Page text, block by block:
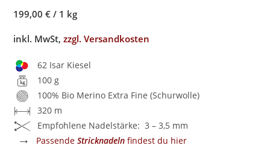
199,00 € / 1 kg
inkl. MwSt,zzgl. Versandkosten
62 Isar Kiesel
100 g
100% Bio Merino Extra Fine (Schurwolle)
320 m
Empfohlene Nadelstärke: 3 – 3,5 mm
→ PassendeStricknadeln findest du hier